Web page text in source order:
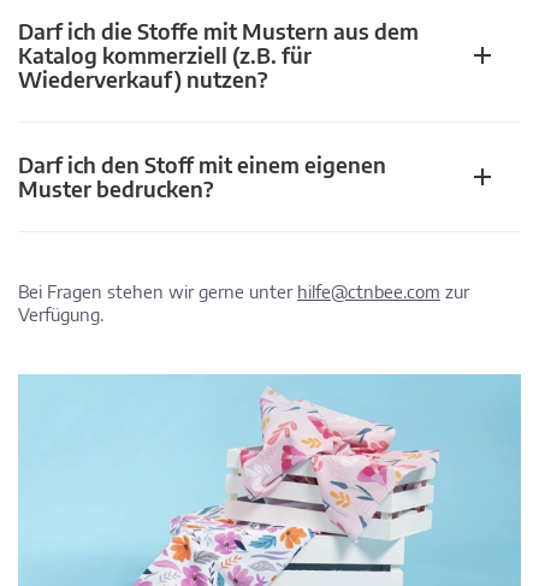
Darf ich die Stoffe mit Mustern aus dem
Katalog kommerziell (z.B. für
Wiederverkauf) nutzen?
Darf ich den Stoff mit einem eigenen
Muster bedrucken?
Bei Fragen stehen wir gerne unter hilfe@ctnbee.com zur
Verfügung.